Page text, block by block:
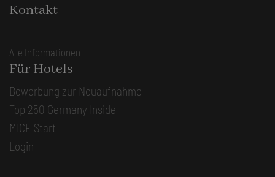
Kontakt
Alle Informationen
Für Hotels
Bewerbung zur Neuaufnahme
Top 250 Germany Inside
MICE Start
Login